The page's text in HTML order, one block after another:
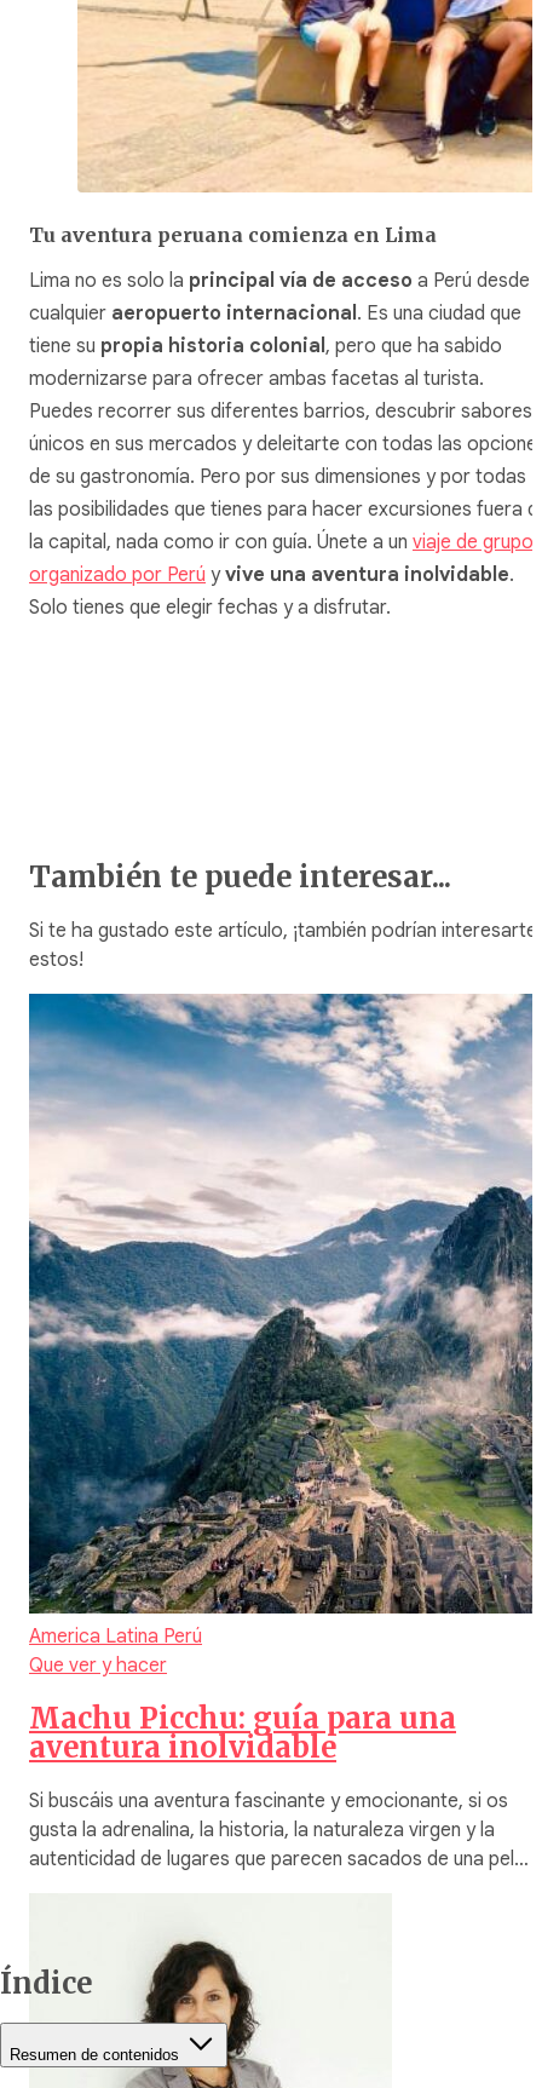
Tu aventura peruana comienza en Lima
Lima no es solo la principal vía de acceso a Perú desde
cualquier aeropuerto internacional. Es una ciudad que
tiene su propia historia colonial, pero que ha sabido
modernizarse para ofrecer ambas facetas al turista.
Puedes recorrer sus diferentes barrios, descubrir sabores
únicos en sus mercados y deleitarte con todas las
de su gastronomía. Pero por sus dimensiones y por todas
las posibilidades que tienes para hacer excursiones fuera
la capital, nada como ir con guía. Únete a un viaje de grupo
organizado por Perú yvive una aventura inolvidable.
Solo tienes que elegir fechas y a disfrutar.
Índice
Resumen de contenidos
También te puede interesar...
Si te ha gustado este artículo, ¡también podrían interesarte
estos!
America Latina Perú
Que ver y hacer
Machu Picchu: guía para una
aventura inolvidable
Si buscáis una aventura fascinante y emocionante, si os
gusta la adrenalina, la historia, la naturaleza virgen y la
autenticidad de lugares que parecen sacados de una pel…